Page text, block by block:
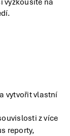
vytvořit vlastní
z více
reporty,